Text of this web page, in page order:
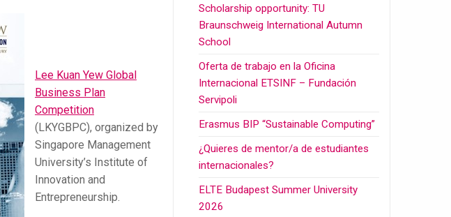
Lee Kuan Yew Global
Business Plan
Competition
(LKYGBPC), organized by
Singapore Management
University’s Institute of
Innovation and
Entrepreneurship.
Scholarship opportunity: TU
Braunschweig International Autumn
School
Oferta de trabajo en la Oficina
Internacional ETSINF – Fundación
Servipoli
Erasmus BIP “Sustainable Computing”
¿Quieres de mentor/a de estudiantes
internacionales?
ELTE Budapest Summer University
2026